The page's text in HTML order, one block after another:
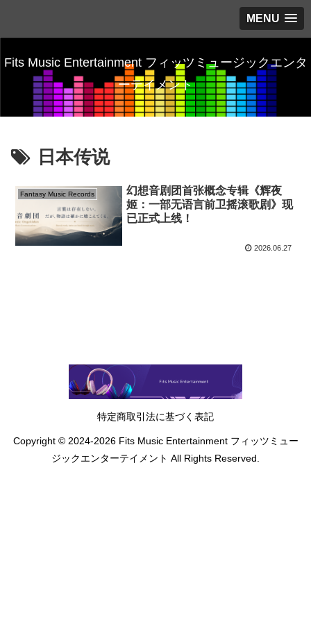
MENU
Fits Music Entertainment フィッツミュージックエンタ
ーテイメント
日本传说
Fantasy Music Records
幻想音剧团首张概念专辑《辉夜
姬：一部无语言前卫摇滚歌剧》现
已正式上线！
2026.06.27
特定商取引法に基づく表記
Copyright © 2024-2026 Fits Music Entertainment フィッツミュー
ジックエンターテイメント All Rights Reserved.